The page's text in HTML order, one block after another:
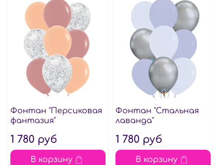
Фонтан "Персиковая
фантазия"
1 780 руб
В корзину
Фонтан "Стальная
лаванда"
1 780 руб
В корзину